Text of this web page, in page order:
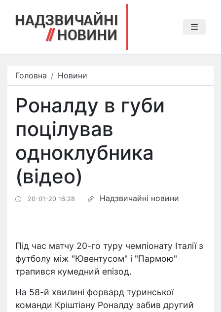
Головна Новини
Роналду в губи
поцілував
одноклубника
(відео)
20-01-20 16:28 Надзвичайні новини
Під час матчу 20-го туру чемпіонату Італії з
футболу між "Ювентусом" і "Пармою"
трапився кумедний епізод.
На 58-й хвилині форвард туринської
команди Кріштіану Роналду забив другий